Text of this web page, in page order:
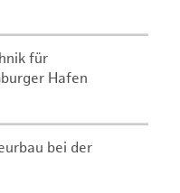
für
Hafen
bei der